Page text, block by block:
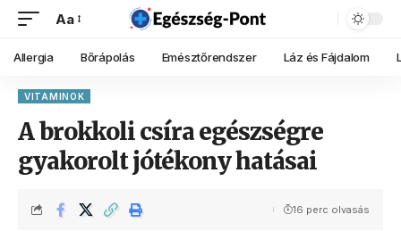
Aa
Allergia Bőrápolás Emésztőrendszer Láz és Fájdalom
VITAMINOK
A brokkoli csíra egészségre
gyakorolt jótékony hatásai
16 perc olvasás